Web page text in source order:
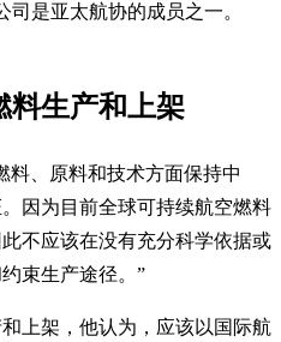
是亚太航协的成员之一。
料生产和上架
料、原料和技术方面保持中
因为目前全球可持续航空燃料
不应该在没有充分科学依据或
束生产途径。”
上架，他认为，应该以国际航